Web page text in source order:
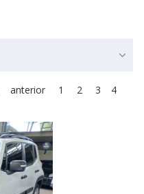
anterior 1 2 3
4